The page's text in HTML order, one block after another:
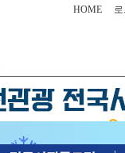
HOME